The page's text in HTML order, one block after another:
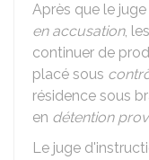
Après que le
en accusation, les
continuer de
placé sous
résidence sous
en détention
Le juge